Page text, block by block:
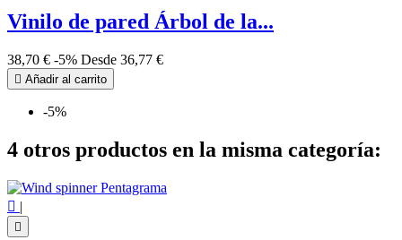
Vinilo de pared Árbol de la...
38,70 € -5% Desde 36,77 €
 Añadir al carrito
-5%
4 otros productos en la misma categoría:
 |
